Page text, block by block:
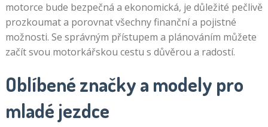
motorce bude bezpečná a ekonomická, je důležité pečlivě
prozkoumat a porovnat všechny finanční a pojistné
možnosti. Se správným přístupem a plánováním můžete
začít svou motorkářskou cestu s důvěrou a radostí.
Oblíbené značky a modely pro
mladé jezdce